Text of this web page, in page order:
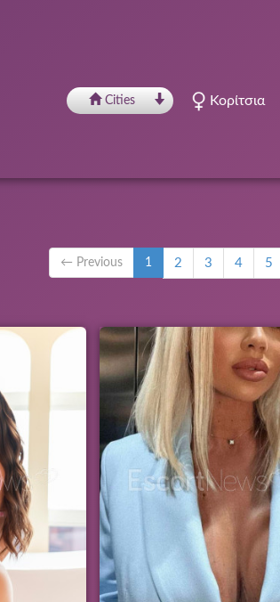
Сities Κορίτσια
← Previous 1 2 3 4 5